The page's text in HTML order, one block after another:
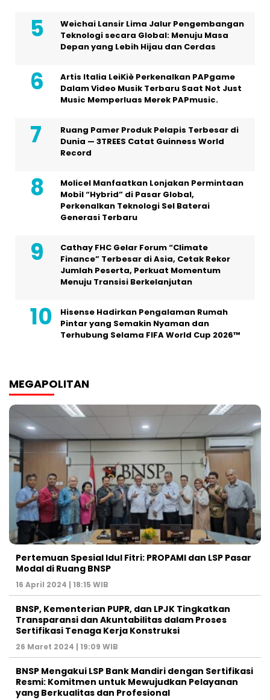
Weichai Lansir Lima Jalur Pengembangan
Teknologi secara Global: Menuju Masa
Depan yang Lebih Hijau dan Cerdas
Artis Italia LeiKiè Perkenalkan PAPgame
Dalam Video Musik Terbaru Saat Not Just
Music Memperluas Merek PAPmusic.
Ruang Pamer Produk Pelapis Terbesar di
Dunia — 3TREES Catat Guinness World
Record
Molicel Manfaatkan Lonjakan Permintaan
Mobil “Hybrid” di Pasar Global,
Perkenalkan Teknologi Sel Baterai
Generasi Terbaru
Cathay FHC Gelar Forum “Climate
Finance” Terbesar di Asia, Cetak Rekor
Jumlah Peserta, Perkuat Momentum
Menuju Transisi Berkelanjutan
Hisense Hadirkan Pengalaman Rumah
Pintar yang Semakin Nyaman dan
Terhubung Selama FIFA World Cup 2026™
MEGAPOLITAN
Pertemuan Spesial Idul Fitri: PROPAMI dan LSP Pasar
Modal di Ruang BNSP
16 April 2024 | 18:15 WIB
BNSP, Kementerian PUPR, dan LPJK Tingkatkan
Transparansi dan Akuntabilitas dalam Proses
Sertifikasi Tenaga Kerja Konstruksi
26 Maret 2024 | 19:09 WIB
BNSP Mengakui LSP Bank Mandiri dengan Sertifikasi
Resmi: Komitmen untuk Mewujudkan Pelayanan
yang Berkualitas dan Profesional